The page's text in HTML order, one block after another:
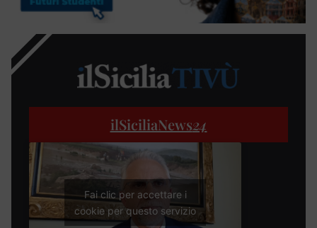
ilSiciliaNews24
Fai clic per accettare i
cookie per questo servizio